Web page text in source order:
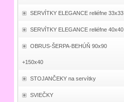
SERVÍTKY ELEGANCE reliéfne 33x33
SERVÍTKY ELEGANCE reliéfne 40x40
OBRUS-ŠERPA-BEHÚŇ 90x90
+150x40
STOJANČEKY na servítky
SVIEČKY